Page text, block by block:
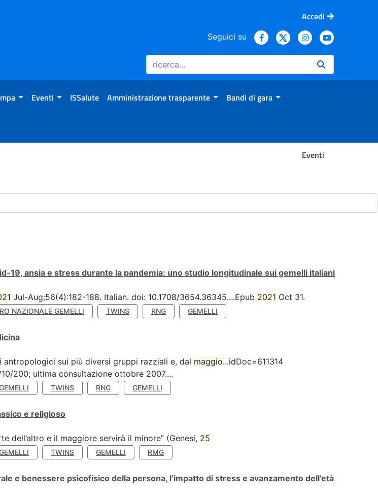
Accedi
Seguici su
Eventi ISSalute Amministrazione trasparente Bandi di gara
Eventi
19, ansia e stress durante la pandemia: uno studio longitudinale sui gemelli italiani
Jul-Aug;56(4):182-188. Italian. doi: 10.1708/3654.36345....Epub 2021 Oct 31.
NAZIONALE GEMELLI TWINS RNG GEMELLI
sui più diversi gruppi razziali e, dal maggio...idDoc=611314
200; ultima consultazione ottobre 2007....
TWINS RNG GEMELLI
e religioso
dell’altro e il maggiore servirà il minore” (Genesi, 25
TWINS GEMELLI RMG
e benessere psicofisico della persona, l’impatto di stress e avanzamento dell’età